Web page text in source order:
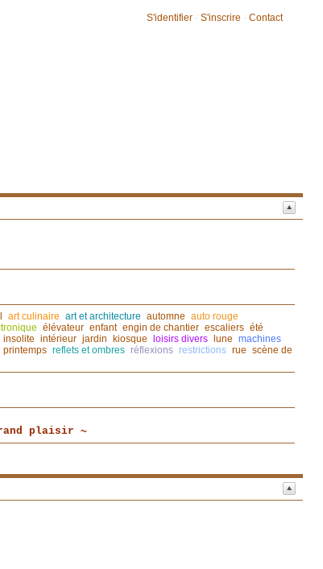
S'identifier - S'inscrire - Contact
art culinaire art et architecture automne auto rouge
élévateur enfant engin de chantier escaliers été
insolite intérieur jardin kiosque loisirs divers lune machines
printemps reflets et ombres réflexions restrictions rue scène de
plaisir ~